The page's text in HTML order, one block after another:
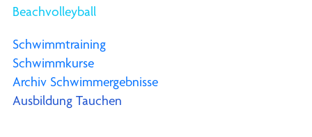
Beachvolleyball
Schwimmtraining
Schwimmkurse
Archiv Schwimmergebnisse
Ausbildung Tauchen